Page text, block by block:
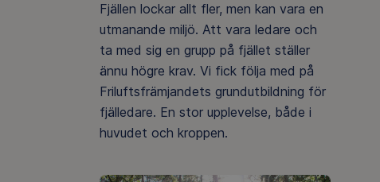
Fjällen lockar allt fler, men kan vara en
utmanande miljö. Att vara ledare och
ta med sig en grupp på fjället ställer
ännu högre krav. Vi fick följa med på
Friluftsfrämjandets grundutbildning för
fjälledare. En stor upplevelse, både i
huvudet och kroppen.